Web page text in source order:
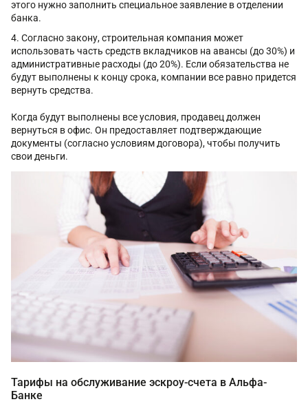
этого нужно заполнить специальное заявление в отделении
банка.
Согласно закону, строительная компания может
использовать часть средств вкладчиков на авансы (до 30%) и
административные расходы (до 20%). Если обязательства не
будут выполнены к концу срока, компании все равно придется
вернуть средства.
Когда будут выполнены все условия, продавец должен
вернуться в офис. Он предоставляет подтверждающие
документы (согласно условиям договора), чтобы получить
свои деньги.
Тарифы на обслуживание эскроу-счета в Альфа-
Банке